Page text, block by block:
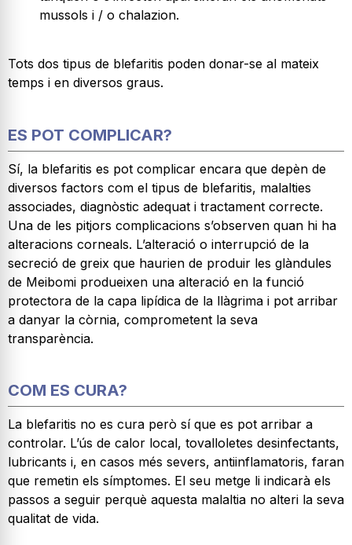
mussols i / o chalazion.
Tots dos tipus de blefaritis poden donar-se al mateix
temps i en diversos graus.
ES POT COMPLICAR?
Sí, la blefaritis es pot complicar encara que depèn de
diversos factors com el tipus de blefaritis, malalties
associades, diagnòstic adequat i tractament correcte.
Una de les pitjors complicacions s’observen quan hi ha
alteracions corneals. L’alteració o interrupció de la
secreció de greix que haurien de produir les glàndules
de Meibomi produeixen una alteració en la funció
protectora de la capa lipídica de la llàgrima i pot arribar
a danyar la còrnia, comprometent la seva
transparència.
COM ES CURA?
La blefaritis no es cura però sí que es pot arribar a
controlar. L’ús de calor local, tovalloletes desinfectants,
lubricants i, en casos més severs, antiinflamatoris, faran
que remetin els símptomes. El seu metge li indicarà els
passos a seguir perquè aquesta malaltia no alteri la seva
qualitat de vida.